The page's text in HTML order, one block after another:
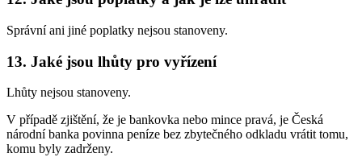
Správní ani jiné poplatky nejsou stanoveny.
13. Jaké jsou lhůty pro vyřízení
Lhůty nejsou stanoveny.
V případě zjištění, že je bankovka nebo mince pravá, je Česká
národní banka povinna peníze bez zbytečného odkladu vrátit tomu,
komu byly zadrženy.